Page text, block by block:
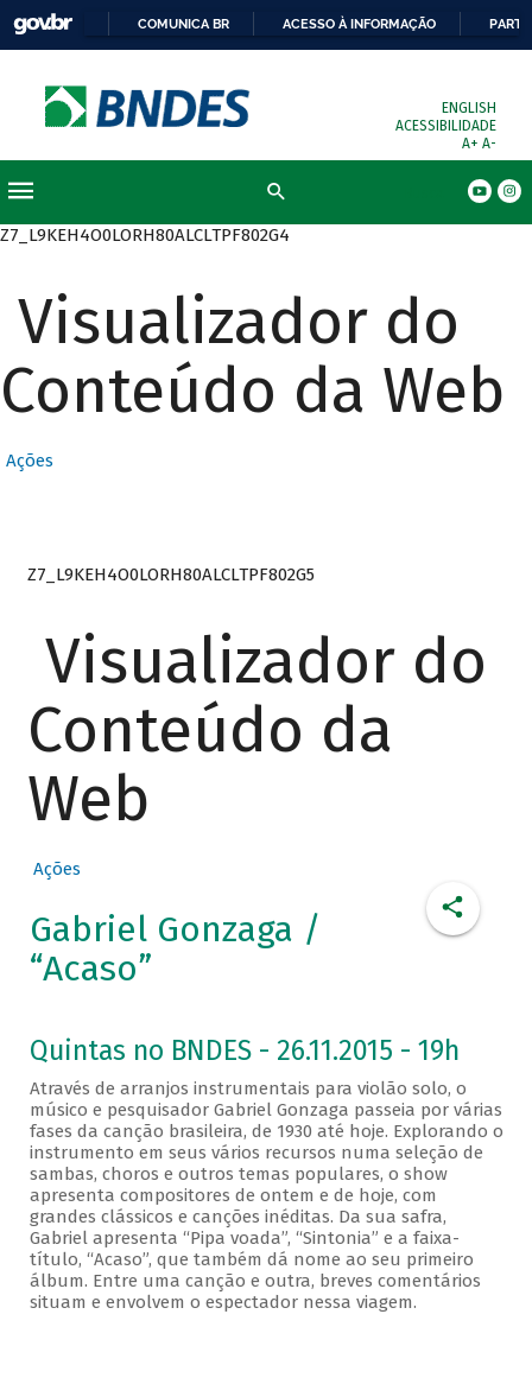
COMUNICA BR ACESSO À INFORMAÇÃO
ENGLISH
ACESSIBILIDADE
A+ A-
Z7_L9KEH4O0LORH80ALCLTPF802G4
Visualizador do
Conteúdo da Web
Ações
Z7_L9KEH4O0LORH80ALCLTPF802G5
Visualizador do
Conteúdo da
Web
Ações
Gabriel Gonzaga /
“Acaso”
Quintas no BNDES - 26.11.2015 - 19h
Através de arranjos instrumentais para violão solo, o
músico e pesquisador Gabriel Gonzaga passeia por várias
fases da canção brasileira, de 1930 até hoje. Explorando o
instrumento em seus vários recursos numa seleção de
sambas, choros e outros temas populares, o show
apresenta compositores de ontem e de hoje, com
grandes clássicos e canções inéditas. Da sua safra,
Gabriel apresenta “Pipa voada”, “Sintonia” e a faixa-
título, “Acaso”, que também dá nome ao seu primeiro
álbum. Entre uma canção e outra, breves comentários
situam e envolvem o espectador nessa viagem.